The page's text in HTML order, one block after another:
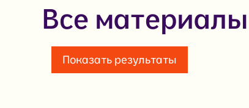
Все материалы
Показать результаты